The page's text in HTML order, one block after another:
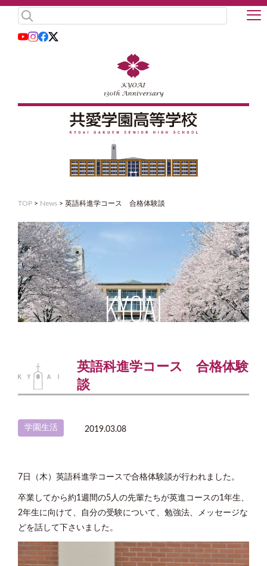
TOP > News > 英語科進学コース 合格体験談
英語科進学コース 合格体験
談
学園生活 2019.03.08
7日（木）英語科進学コースで合格体験談が行われました。
卒業してから約1週間の5人の先輩たちが英進コースの1年生、
2年生に向けて、自分の受験について、勉強法、メッセージな
どを話して下さいました。